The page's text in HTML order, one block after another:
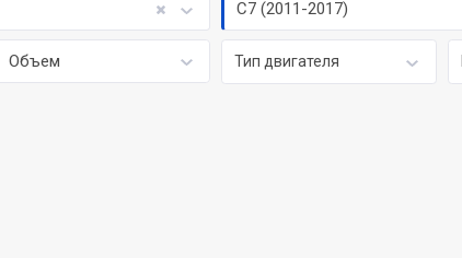
C7 (2011-2017)
Объем Тип двигателя